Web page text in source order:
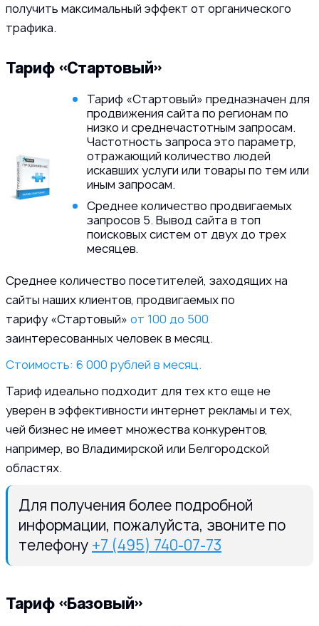
получить максимальный эффект от органического
трафика.
Тариф «Стартовый»
Тариф «Стартовый» предназначен для
продвижения сайта по регионам по
низко и среднечастотным запросам.
Частотность запроса это параметр,
отражающий количество людей
искавших услуги или товары по тем или
иным запросам.
Среднее количество продвигаемых
запросов 5. Вывод сайта в топ
поисковых систем от двух до трех
месяцев.
Среднее количество посетителей, заходящих на
сайты наших клиентов, продвигаемых по
тарифу «Стартовый» от 100 до 500
заинтересованных человек в месяц.
Стоимость: 6 000 рублей в месяц.
Тариф идеально подходит для тех кто еще не
уверен в эффективности интернет рекламы и тех,
чей бизнес не имеет множества конкурентов,
например, во Владимирской или Белгородской
областях.
Для получения более подробной
информации, пожалуйста, звоните по
телефону +7 (495) 740-07-73
Тариф «Базовый»